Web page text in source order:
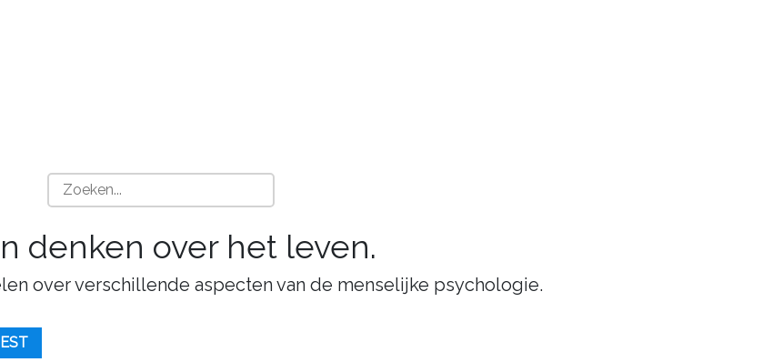
denken over het leven.
over verschillende aspecten van de menselijke psychologie.